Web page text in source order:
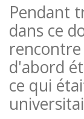
Pendant
dans ce
rencontre
d'abord
ce qui